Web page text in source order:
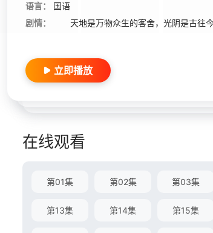
语言：
国语
剧情：
天地是万物众生的客舍，光阴是古往今
立即播放
在线观看
第01集 第02集 第03集
第13集 第14集 第15集